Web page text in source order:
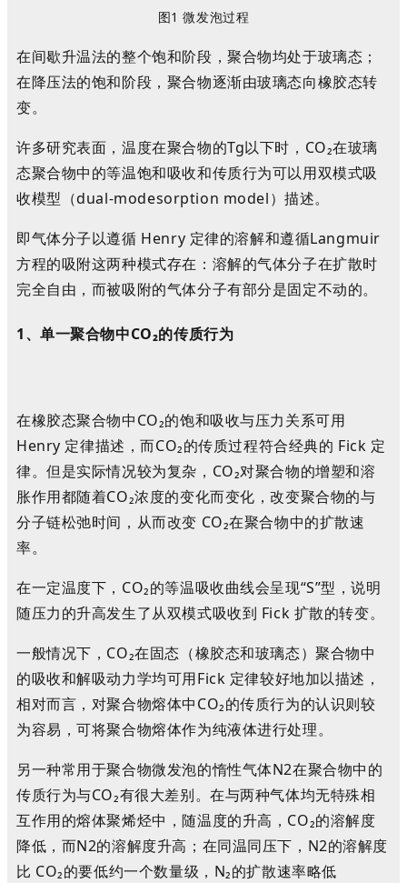
图1 微发泡过程
在间歇升温法的整个饱和阶段，聚合物均处于玻璃态；
在降压法的饱和阶段，聚合物逐渐由玻璃态向橡胶态转
变。
许多研究表面，温度在聚合物的Tg以下时，CO₂在玻璃
态聚合物中的等温饱和吸收和传质行为可以用双模式吸
收模型（dual-modesorption model）描述。
即气体分子以遵循 Henry 定律的溶解和遵循Langmuir
方程的吸附这两种模式存在 ： 溶解的气体分子在扩散时
完全自由，而被吸附的气体分子有部分是固定不动的。
1、单一聚合物中CO₂的传质行为
在橡胶态聚合物中CO₂的饱和吸收与压力关系可用
Henry 定律描述，而CO₂的传质过程符合经典的 Fick 定
律。但是实际情况较为复杂，CO₂对聚合物的增塑和溶
胀作用都随着CO₂浓度的变化而变化，改变聚合物的与
分子链松弛时间，从而改变 CO₂在聚合物中的扩散速
率。
在一定温度下，CO₂的等温吸收曲线会呈现“S”型，说明
随压力的升高发生了从双模式吸收到 Fick 扩散的转变。
一般情况下，CO₂在固态（橡胶态和玻璃态）聚合物中
的吸收和解吸动力学均可用Fick 定律较好地加以描述，
相对而言，对聚合物熔体中CO₂的传质行为的认识则较
为容易，可将聚合物熔体作为纯液体进行处理。
另一种常用于聚合物微发泡的惰性气体N2在聚合物中的
传质行为与CO₂有很大差别。在与两种气体均无特殊相
互作用的熔体聚烯烃中，随温度的升高，CO₂的溶解度
降低，而N2的溶解度升高；在同温同压下，N2的溶解度
比 CO₂的要低约一个数量级，N₂的扩散速率略低